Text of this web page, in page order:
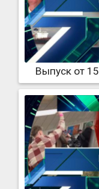
Выпуск от